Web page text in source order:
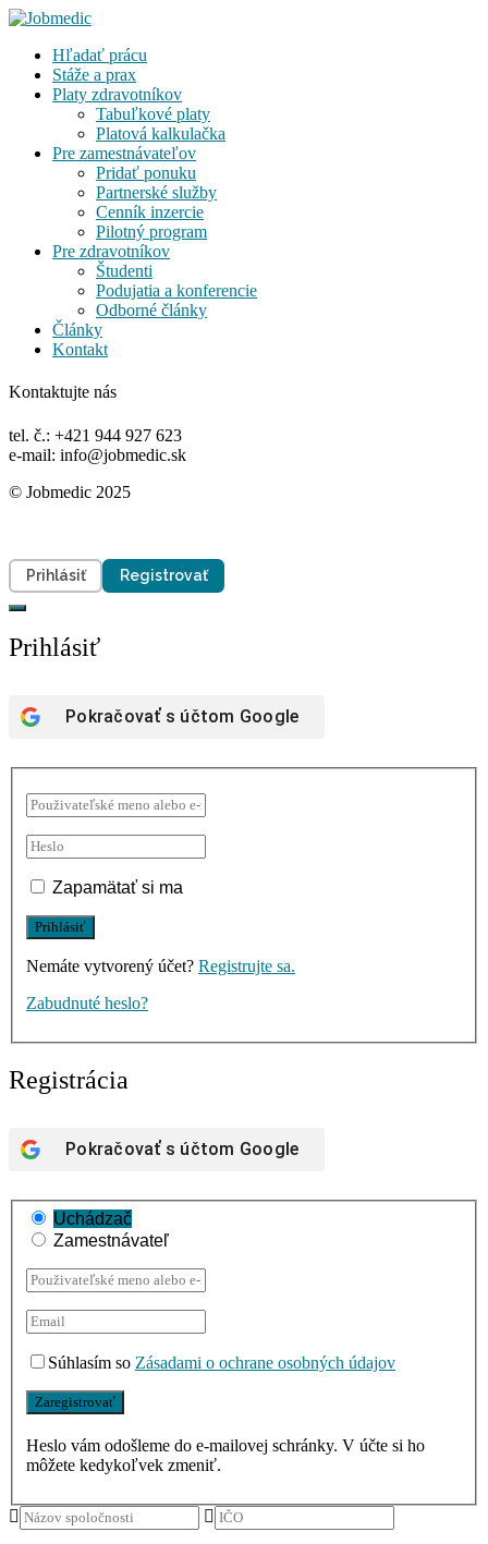
Hľadať prácu
Stáže a prax
Platy zdravotníkov
Tabuľkové platy
Platová kalkulačka
Pre zamestnávateľov
Pridať ponuku
Partnerské služby
Cenník inzercie
Pilotný program
Pre zdravotníkov
Študenti
Podujatia a konferencie
Odborné články
Články
Kontakt
Kontaktujte nás
tel. č.: +421 944 927 623
e-mail: info@jobmedic.sk
© Jobmedic 2025
Prihlásiť Registrovať
Prihlásiť
Pokračovať s účtom Google
Zapamätať si ma
Nemáte vytvorený účet? Registrujte sa.
Zabudnuté heslo?
Registrácia
Pokračovať s účtom Google
Uchádzač
Zamestnávateľ
Súhlasím so Zásadami o ochrane osobných údajov
Heslo vám odošleme do e-mailovej schránky. V účte si ho
môžete kedykoľvek zmeniť.